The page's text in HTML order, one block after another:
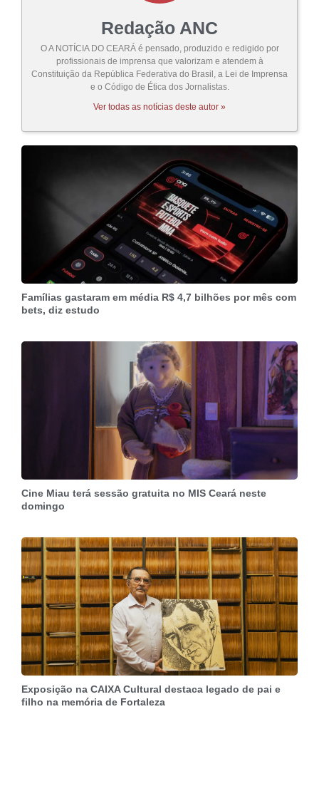
Redação ANC
O A NOTÍCIA DO CEARÁ é pensado, produzido e redigido por
profissionais de imprensa que valorizam e atendem à
Constituição da República Federativa do Brasil, a Lei de Imprensa
e o Código de Ética dos Jornalistas.
Ver todas as notícias deste autor »
Famílias gastaram em média R$ 4,7 bilhões por mês com
bets, diz estudo
Cine Miau terá sessão gratuita no MIS Ceará neste
domingo
Exposição na CAIXA Cultural destaca legado de pai e
filho na memória de Fortaleza